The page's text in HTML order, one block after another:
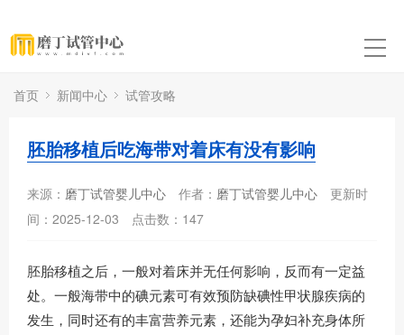
首页 新闻中心 试管攻略
胚胎移植后吃海带对着床有没有影响
来源： 磨丁试管婴儿中心 作者： 磨丁试管婴儿中心
更新时
间：2025-12-03
点击数： 147
胚胎移植之后，一般对着床并无任何影响，反而有一定益
处。一般海带中的碘元素可有效预防缺碘性甲状腺疾病的
发生，同时还有的丰富营养元素，还能为孕妇补充身体所